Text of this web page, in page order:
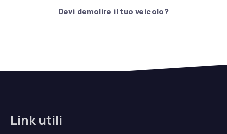
Devi demolire il tuo veicolo?
Link utili